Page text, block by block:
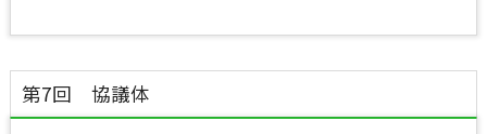
第7回 協議体